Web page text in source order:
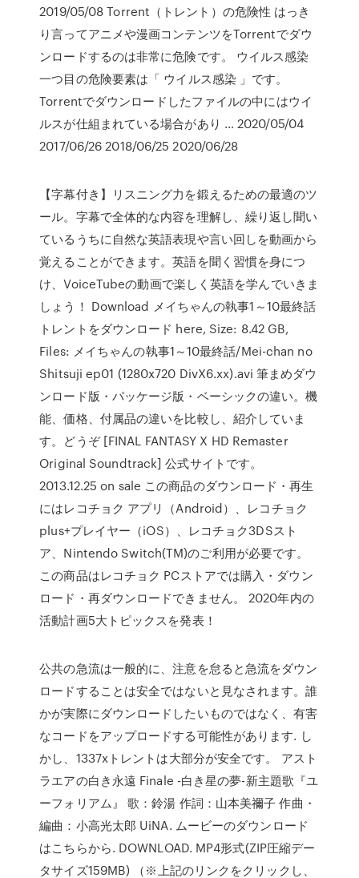
2019/05/08 Torrent（トレント）の危険性 はっき
り言ってアニメや漫画コンテンツをTorrentでダウ
ンロードするのは非常に危険です。 ウイルス感染
一つ目の危険要素は「 ウイルス感染 」です。
Torrentでダウンロードしたファイルの中にはウイ
ルスが仕組まれている場合があり … 2020/05/04
2017/06/26 2018/06/25 2020/06/28
【字幕付き】リスニング力を鍛えるための最適のツ
ール。字幕で全体的な内容を理解し、繰り返し聞い
ているうちに自然な英語表現や言い回しを動画から
覚えることができます。英語を聞く習慣を身につ
け、VoiceTubeの動画で楽しく英語を学んでいきま
しょう！ Download メイちゃんの執事1～10最終話
トレントをダウンロード here, Size: 8.42 GB,
Files: メイちゃんの執事1～10最終話/Mei-chan no
Shitsuji ep01 (1280x720 DivX6.xx).avi 筆まめダウ
ンロード版・パッケージ版・ベーシックの違い。機
能、価格、付属品の違いを比較し、紹介していま
す。どうぞ [FINAL FANTASY X HD Remaster
Original Soundtrack] 公式サイトです。
2013.12.25 on sale この商品のダウンロード・再生
にはレコチョク アプリ（Android）、レコチョク
plus+プレイヤー（iOS）、レコチョク3DSスト
ア、Nintendo Switch(TM)のご利用が必要です。
この商品はレコチョク PCストアでは購入・ダウン
ロード・再ダウンロードできません。 2020年内の
活動計画5大トピックスを発表！
公共の急流は一般的に、注意を怠ると急流をダウン
ロードすることは安全ではないと見なされます。誰
かが実際にダウンロードしたいものではなく、有害
なコードをアップロードする可能性があります. し
かし、1337xトレントは大部分が安全です。 アスト
ラエアの白き永遠 Finale -白き星の夢-新主題歌『ユ
ーフォリアム』 歌：鈴湯 作詞：山本美禰子 作曲・
編曲：小高光太郎 UiNA. ムービーのダウンロード
はこちらから. DOWNLOAD. MP4形式(ZIP圧縮デー
タサイズ159MB) （※上記のリンクをクリックし、